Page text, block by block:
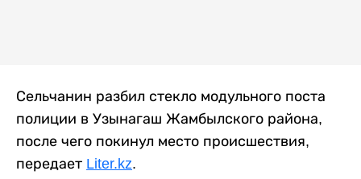
Сельчанин разбил стекло модульного поста
полиции в Узынагаш Жамбылского района,
после чего покинул место происшествия,
передает Liter.kz.